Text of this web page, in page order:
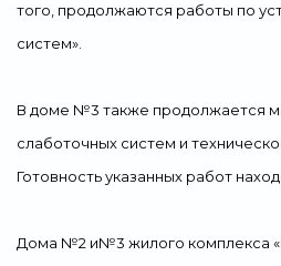
того, продолжаются работы по
систем».
В доме №3 также продолжается
слаботочных систем и
Готовность указанных работ
Дома №2 и№3 жилого комплекса